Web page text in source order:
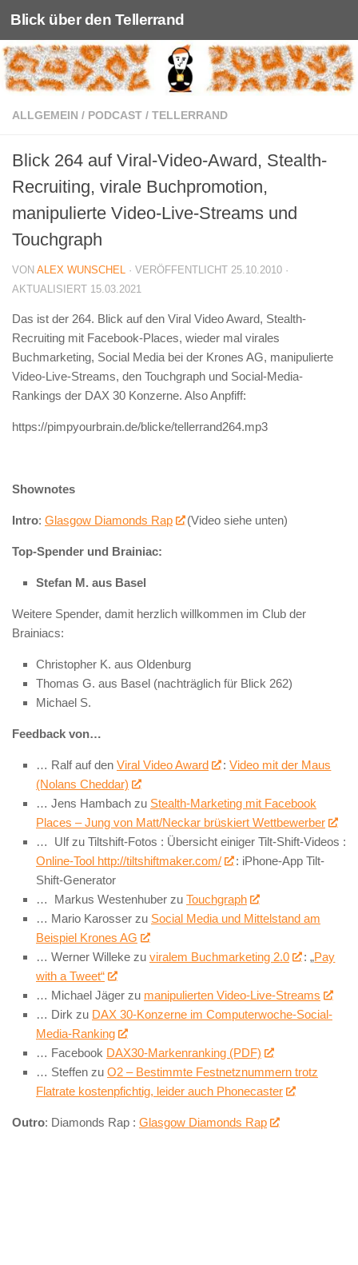
Unter dem Inhalt
Blick über den Tellerrand
ALLGEMEIN / PODCAST / TELLERRAND
Blick 264 auf Viral-Video-Award, Stealth-
Recruiting, virale Buchpromotion,
manipulierte Video-Live-Streams und
Touchgraph
VON ALEX WUNSCHEL · VERÖFFENTLICHT 25.10.2010 ·
AKTUALISIERT 15.03.2021
Das ist der 264. Blick auf den Viral Video Award, Stealth-
Recruiting mit Facebook-Places, wieder mal virales
Buchmarketing, Social Media bei der Krones AG, manipulierte
Video-Live-Streams, den Touchgraph und Social-Media-
Rankings der DAX 30 Konzerne. Also Anpfiff:
https://pimpyourbrain.de/blicke/tellerrand264.mp3
Shownotes
Intro: Glasgow Diamonds Rap (Video siehe unten)
Top-Spender und Brainiac:
Stefan M. aus Basel
Weitere Spender, damit herzlich willkommen im Club der
Brainiacs:
Christopher K. aus Oldenburg
Thomas G. aus Basel (nachträglich für Blick 262)
Michael S.
Feedback von…
… Ralf auf den Viral Video Award :Video mit der Maus
(Nolans Cheddar)
… Jens Hambach zu Stealth-Marketing mit Facebook
Places – Jung von Matt/Neckar brüskiert Wettbewerber
… Ulf zu Tiltshift-Fotos : Übersicht einiger Tilt-Shift-Videos :
Online-Tool http://tiltshiftmaker.com/
: iPhone-App Tilt-
Shift-Generator
… Markus Westenhuber zu Touchgraph
… Mario Karosser zu Social Media und Mittelstand am
Beispiel Krones AG
… Werner Willeke zu viralem Buchmarketing 2.0 : „Pay
with a Tweet“
… Michael Jäger zu manipulierten Video-Live-Streams
… Dirk zu DAX 30-Konzerne im Computerwoche-Social-
Media-Ranking
… Facebook DAX30-Markenranking (PDF)
… Steffen zu O2 – Bestimmte Festnetznummern trotz
Flatrate kostenpfichtig, leider auch Phonecaster
Outro: Diamonds Rap : Glasgow Diamonds Rap